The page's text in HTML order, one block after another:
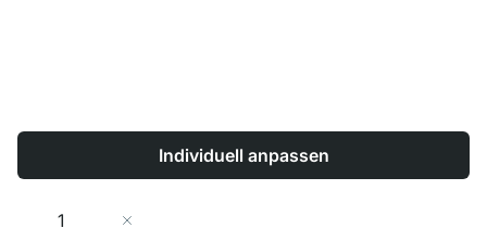
Individuell anpassen
Menge